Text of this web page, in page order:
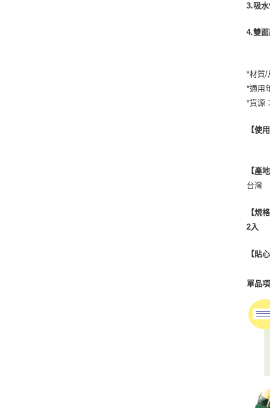
3.吸
4.雙
*材質/
*適用
*貨源
【使
【產
台灣
【規
2入
【貼
單品